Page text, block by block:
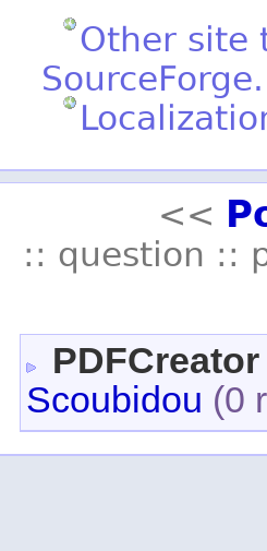
Other site
<<
:: question ::
PDFCreator
Scoubidou (0